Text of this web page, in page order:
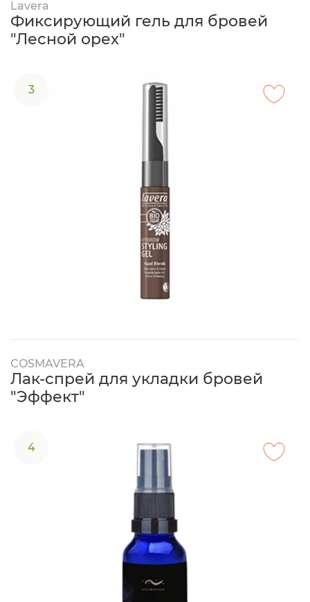
Lavera
Фиксирующий гель для бровей
"Лесной орех"
3
COSMAVERA
Лак-спрей для укладки бровей
"Эффект"
4